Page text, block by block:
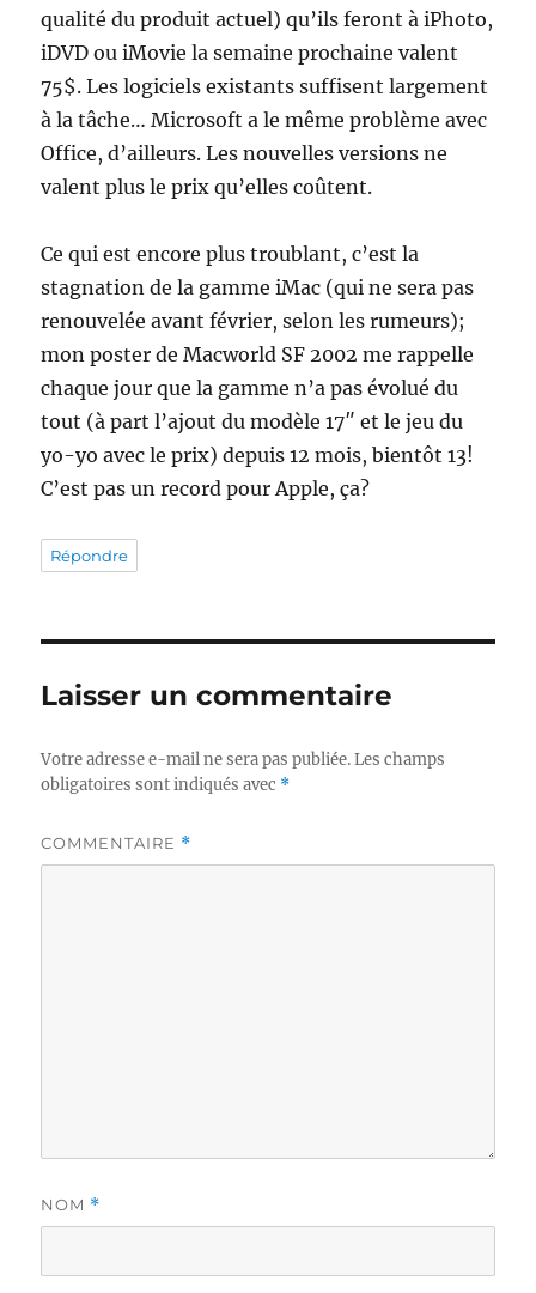
qualité du produit actuel) qu’ils feront à iPhoto,
iDVD ou iMovie la semaine prochaine valent
75$. Les logiciels existants suffisent largement
à la tâche… Microsoft a le même problème avec
Office, d’ailleurs. Les nouvelles versions ne
valent plus le prix qu’elles coûtent.
Ce qui est encore plus troublant, c’est la
stagnation de la gamme iMac (qui ne sera pas
renouvelée avant février, selon les rumeurs);
mon poster de Macworld SF 2002 me rappelle
chaque jour que la gamme n’a pas évolué du
tout (à part l’ajout du modèle 17″ et le jeu du
yo-yo avec le prix) depuis 12 mois, bientôt 13!
C’est pas un record pour Apple, ça?
Répondre
Laisser un commentaire
Votre adresse e-mail ne sera pas publiée. Les champs
obligatoires sont indiqués avec *
COMMENTAIRE *
NOM *